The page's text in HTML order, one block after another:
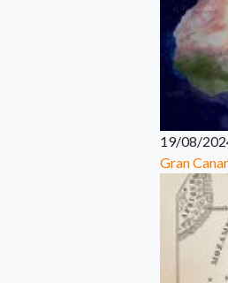
19/08/
Gran